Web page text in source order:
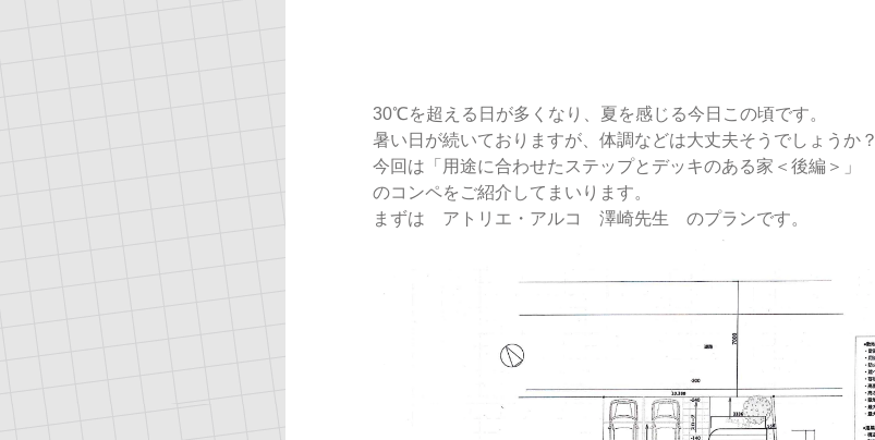
30℃を超える日が多くなり、夏を感じる今日この頃です。
暑い日が続いておりますが、体調などは大丈夫そうでしょうか？
今回は「用途に合わせたステップとデッキのある家＜後編＞」
のコンペをご紹介してまいります。
まずは アトリエ・アルコ 澤崎先生 のプランです。